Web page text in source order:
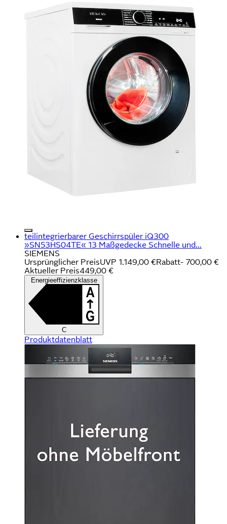
teilintegrierbarer Geschirrspüler iQ300
»SN53HS04TE« 13 Maßgedecke Schnelle und...
SIEMENS
Ursprünglicher PreisUVP 1.149,00 €Rabatt- 700,00 €
Aktueller Preis449,00 €
Energieeffizienzklasse
C
Produktdatenblatt